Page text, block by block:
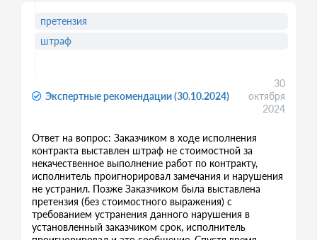
Экспертные рекомендации (30.10.2024)
30
октября
2024
Ответ на вопрос: Заказчиком в ходе исполнения
контракта выставлен штраф не стоимостной за
некачественное выполнение работ по контракту,
исполнитель проигнорировал замечания и нарушения
не устранил. Позже Заказчиком была выставлена
претензия (без стоимостного выражения) с
требованием устранения данного нарушения в
установленный заказчиком срок, исполнитель
претензия
штраф